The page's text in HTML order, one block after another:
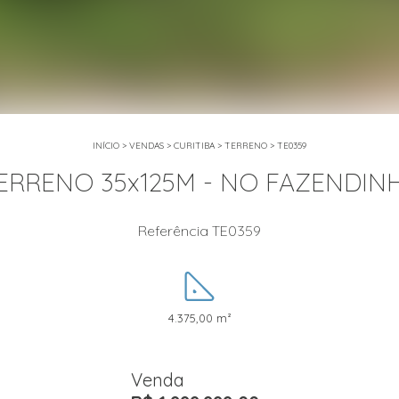
INÍCIO > VENDAS > CURITIBA > TERRENO > TE0359
35x125M - NO
Referência TE0359
4.375,00 m²
Venda